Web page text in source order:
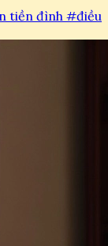
tiền đình #điều